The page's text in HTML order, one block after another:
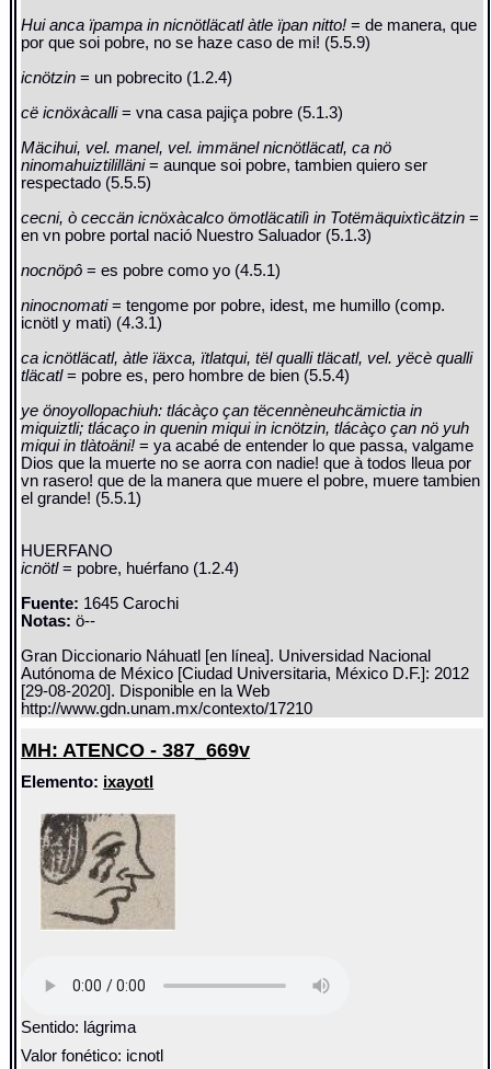
Hui anca ïpampa in nicnötläcatl àtle ïpan nitto!= de manera, que
por que soi pobre, no se haze caso de mi! (5.5.9)
icnötzin= un pobrecito (1.2.4)
cë icnöxàcalli= vna casa pajiça pobre (5.1.3)
Mäcihui, vel. manel, vel. immänel nicnötläcatl, ca nö
ninomahuiztililläni= aunque soi pobre, tambien quiero ser
respectado (5.5.5)
cecni, ò ceccän icnöxàcalco ömotläcatilì in Totëmäquixtìcätzin=
en vn pobre portal nació Nuestro Saluador (5.1.3)
nocnöpô= es pobre como yo (4.5.1)
ninocnomati= tengome por pobre, idest, me humillo (comp.
icnötl y mati) (4.3.1)
ca icnötläcatl, àtle ïäxca, ïtlatqui, tël qualli tläcatl, vel. yëcè qualli
tläcatl= pobre es, pero hombre de bien (5.5.4)
ye önoyollopachiuh: tlácàço çan tëcennèneuhcämictia in
miquiztli; tlácaço in quenin miqui in icnötzin, tlácàço çan nö yuh
miqui in tlàtoäni!= ya acabé de entender lo que passa, valgame
Dios que la muerte no se aorra con nadie! que à todos lleua por
vn rasero! que de la manera que muere el pobre, muere tambien
el grande! (5.5.1)
HUERFANO
icnötl= pobre, huérfano (1.2.4)
Fuente: 1645 Carochi
Notas: ö--
Gran Diccionario Náhuatl [en línea]. Universidad Nacional
Autónoma de México [Ciudad Universitaria, México D.F.]: 2012
[29-08-2020]. Disponible en la Web
http://www.gdn.unam.mx/contexto/17210
MH: ATENCO - 387_669v
Elemento: ixayotl
Sentido: lágrima
Valor fonético: icnotl